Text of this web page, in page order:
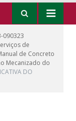
090323
de
de Concreto
Mecanizado do
DO